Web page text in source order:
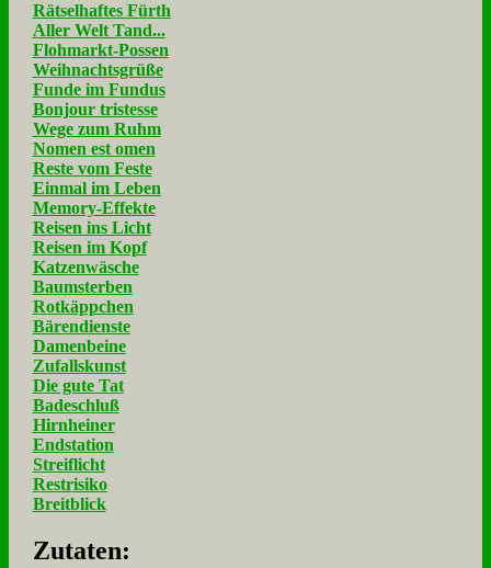
Rätselhaftes Fürth
Aller Welt Tand...
Flohmarkt-Possen
Weihnachtsgrüße
Funde im Fundus
Bonjour tristesse
Wege zum Ruhm
Nomen est omen
Reste vom Feste
Einmal im Leben
Memory-Effekte
Reisen ins Licht
Reisen im Kopf
Katzenwäsche
Baumsterben
Rotkäppchen
Bärendienste
Damenbeine
Zufallskunst
Die gute Tat
Badeschluß
Hirnheiner
Endstation
Streiflicht
Restrisiko
Breitblick
Zu­ta­ten: